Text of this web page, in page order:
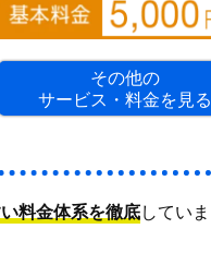
その他の
サービス・料金を見る
料金体系を徹底していま